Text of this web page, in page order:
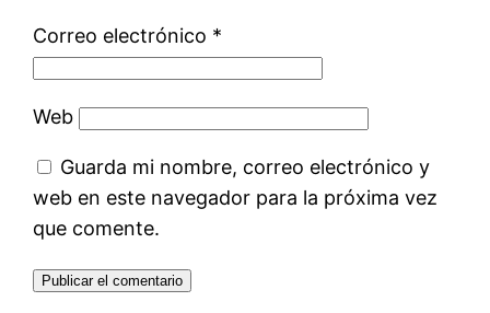
Correo electrónico *
Web
Guarda mi nombre, correo electrónico y
web en este navegador para la próxima vez
que comente.